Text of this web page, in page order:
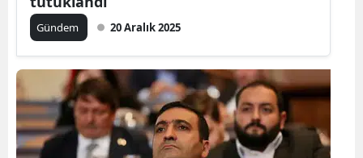
Gündem 20 Aralık 2025